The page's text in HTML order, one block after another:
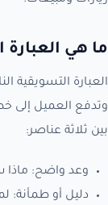
ما هي العبارة
العبارة التسويقية
وتدفع العميل إلى
بين ثلاثة عناصر:
وعد واضح: ماذا
دليل أو طمأنة: